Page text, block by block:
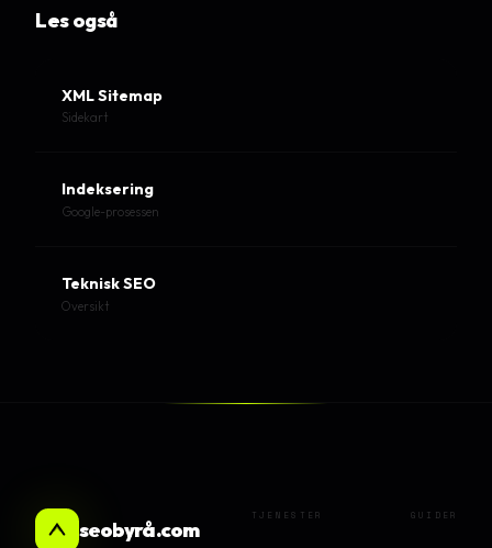
Les også
XML Sitemap
Sidekart
Indeksering
Google-prosessen
Teknisk SEO
Oversikt
seobyrå.com
TJENESTER GUIDER